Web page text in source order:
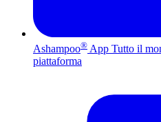
Ashampoo® App Tutto il
piattaforma